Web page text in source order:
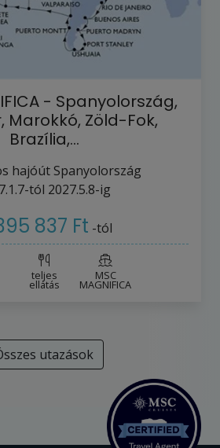
- Spanyolország,
Marokkó, Zöld-Fok,
Brazília,…
hajóút Spanyolország
tól 2027.5.8-ig
837 Ft -tól
teljes
ellátás
MSC
MAGNIFICA
utazások